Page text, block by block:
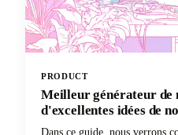
PRODUCT
Meilleur générateur de
d'excellentes idées de
Dans ce guide, nous verrons